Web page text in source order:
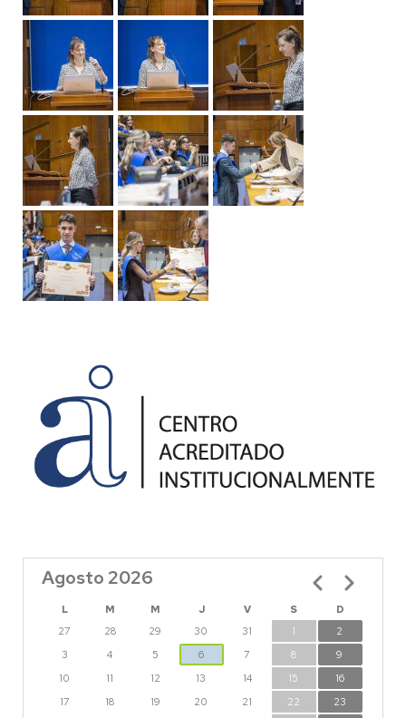
Agosto 2026
L M M J V S
D
27
28 29 30 31 1
2
3
4 5 6 7 8
9
10
11 12 13 14 15
16
17
18 19 20 21 22
23
Paginación